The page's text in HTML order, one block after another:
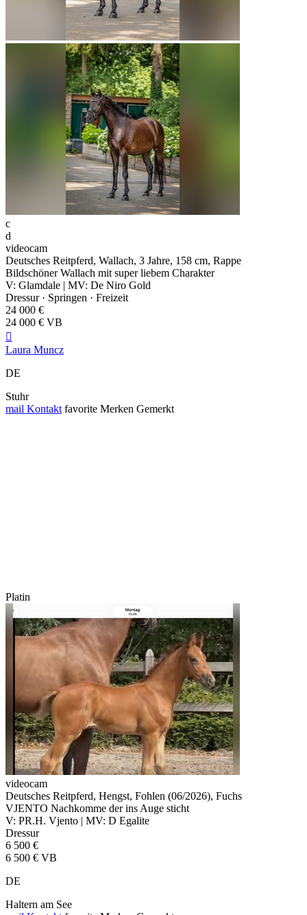
c
d
videocam
Deutsches Reitpferd, Wallach, 3 Jahre, 158 cm, Rappe
Bildschöner Wallach mit super liebem Charakter
V: Glamdale | MV: De Niro Gold
Dressur · Springen · Freizeit
24 000 €
24 000 € VB

Laura Muncz
DE
Stuhr
mail Kontakt favorite Merken Gemerkt
Platin
videocam
Deutsches Reitpferd, Hengst, Fohlen (06/2026), Fuchs
VJENTO Nachkomme der ins Auge sticht
V: PR.H. Vjento | MV: D Egalite
Dressur
6 500 €
6 500 € VB
DE
Haltern am See